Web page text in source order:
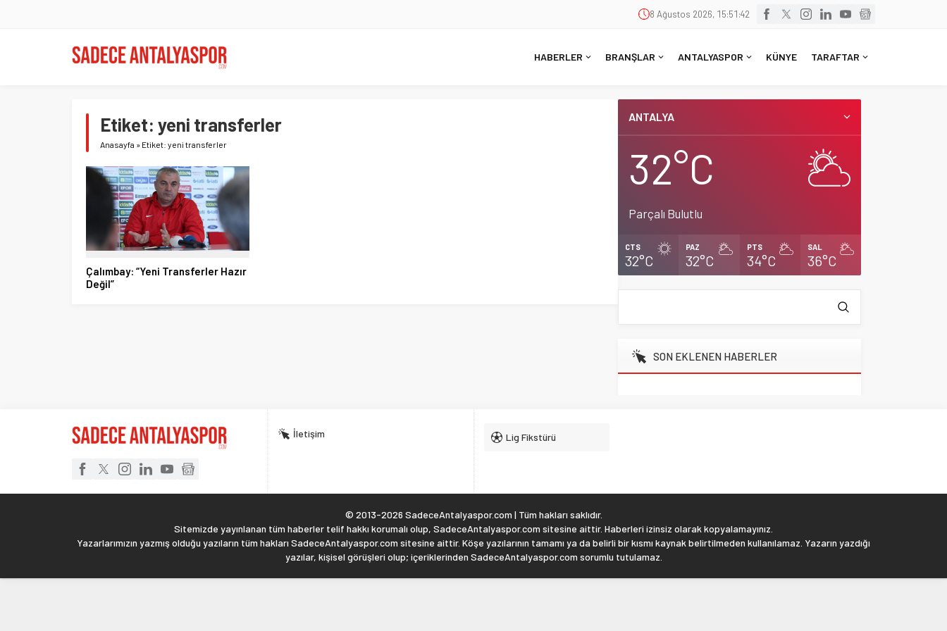
8 Ağustos 2026, 15:51:43
HABERLER BRANŞLAR ANTALYASPOR KÜNYE TARAFTAR
Etiket: yeni transferler
Anasayfa » Etiket: yeni transferler
Çalımbay: “Yeni Transferler Hazır
Değil”
ANTALYA
32°C
Parçalı Bulutlu
CTS
32°C
PAZ
32°C
PTS
34°C
SAL
36°C
SON EKLENEN HABERLER
İletişim Lig Fikstürü
© 2013-2026 SadeceAntalyaspor.com | Tüm hakları saklıdır.
Sitemizde yayınlanan tüm haberler telif hakkı korumalı olup, SadeceAntalyaspor.com sitesine aittir. Haberleri izinsiz olarak kopyalamayınız.
Yazarlarımızın yazmış olduğu yazıların tüm hakları SadeceAntalyaspor.com sitesine aittir. Köşe yazılarının tamamı ya da belirli bir kısmı kaynak belirtilmeden kullanılamaz. Yazarın yazdığı
yazılar, kişisel görüşleri olup; içeriklerinden SadeceAntalyaspor.com sorumlu tutulamaz.